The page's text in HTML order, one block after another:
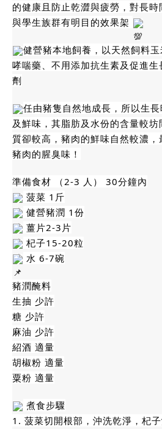
的健康且防止乾澀與疲勞，對長時
與學生族群有明目的效果架
健營豬本地飼養，以天然飼料
哮喘藥、不用添加抗生素及促進
劑
任由豬隻自然地成長，所以生
及鮮味，其脂肪及水份的含量較
質卻較高，豬肉的鮮味自然較濃
豬肉的腥臭味！
準備食材 （2-3 人） 30分鐘內
菠菜 1斤
健營豬潤 1份
薑片2-3片
杞子15-20粒
水 6-7碗
豬潤醃料
生抽 少許
糖 少許
麻油 少許
紹酒 適量
胡椒粉 適量
粟粉 適量
煮食步驟
1. 菠菜切開根部，沖洗乾淨，杞